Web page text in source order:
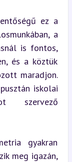
ez a
a
is fontos,
és a köztük
maradjon.
iskolai
szervező
gyakran
meg igazán,